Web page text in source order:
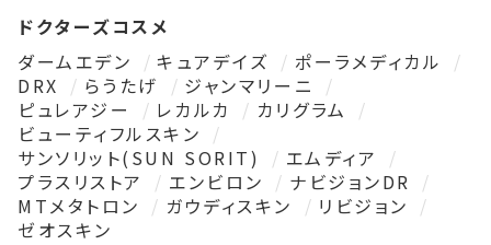
ドクターズコスメ
ダームエデン
キュアデイズ
ポーラメディカル
DRX
らうたげ
ジャンマリーニ
ピュレアジー
レカルカ
カリグラム
ビューティフルスキン
サンソリット(SUN SORIT)
エムディア
プラスリストア
エンビロン
ナビジョンDR
MTメタトロン
ガウディスキン
リビジョン
ゼオスキン